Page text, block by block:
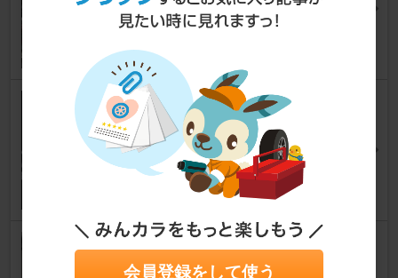
ロードスター [NB]
カムたくさん
TEIN FLEX Z
ロードスター [NB]
ほたる2さん
21
DENSO DIU-9500
ロードスター [NB]
会員登録をして使う